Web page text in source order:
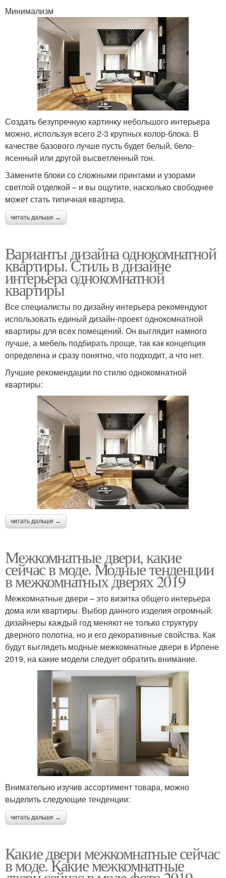
Минимализм
Создать безупречную картинку небольшого интерьера
можно, используя всего 2-3 крупных колор-блока. В
качестве базового лучше пусть будет белый, бело-
ясенный или другой высветленный тон.
Замените блоки со сложными принтами и узорами
светлой отделкой – и вы ощутите, насколько свободнее
может стать типичная квартира.
читать дальше →
Варианты дизайна однокомнатной
квартиры. Стиль в дизайне
интерьера однокомнатной
квартиры
Все специалисты по дизайну интерьера рекомендуют
использовать единый дизайн-проект однокомнатной
квартиры для всех помещений. Он выглядит намного
лучше, а мебель подбирать проще, так как концепция
определена и сразу понятно, что подходит, а что нет.
Лучшие рекомендации по стилю однокомнатной
квартиры:
читать дальше →
Межкомнатные двери, какие
сейчас в моде. Модные тенденции
в межкомнатных дверях 2019
Межкомнатные двери – это визитка общего интерьера
дома или квартиры. Выбор данного изделия огромный:
дизайнеры каждый год меняют не только структуру
дверного полотна, но и его декоративные свойства. Как
будут выглядеть модные межкомнатные двери в Ирпене
2019, на какие модели следует обратить внимание.
Внимательно изучив ассортимент товара, можно
выделить следующие тенденции:
читать дальше →
Какие двери межкомнатные сейчас
в моде. Какие межкомнатные